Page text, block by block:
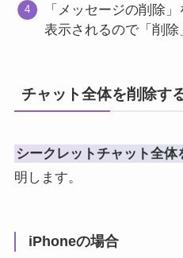
「メッセージの削除
表示されるので「削
チャット全体を削除す
シークレットチャット全
明します。
iPhoneの場合